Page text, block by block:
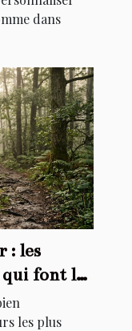
dans
: les
qui font la
les plus